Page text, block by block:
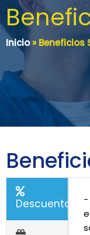
Inicio»Beneficios
Descuentos
-